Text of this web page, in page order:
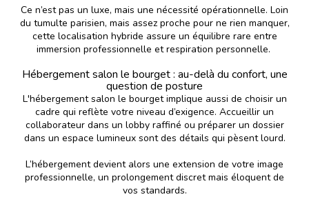
Ce n’est pas un luxe, mais une nécessité opérationnelle. Loin
du tumulte parisien, mais assez proche pour ne rien manquer,
cette localisation hybride assure un équilibre rare entre
immersion professionnelle et respiration personnelle.
Hébergement salon le bourget : au-delà du confort, une
question de posture
L'hébergement salon le bourget implique aussi de choisir un
cadre qui reflète votre niveau d’exigence. Accueillir un
collaborateur dans un lobby raffiné ou préparer un dossier
dans un espace lumineux sont des détails qui pèsent lourd.
L’hébergement devient alors une extension de votre image
professionnelle, un prolongement discret mais éloquent de
vos standards.